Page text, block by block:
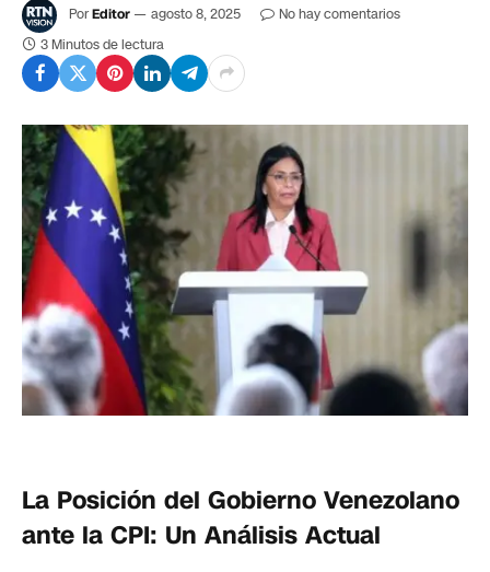
PorEditor agosto 8, 2025
No hay comentarios
3 Minutos de lectura
La Posición del Gobierno Venezolano
ante la CPI: Un Análisis Actual